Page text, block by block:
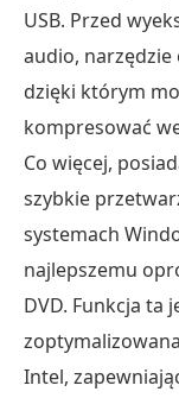
USB. Przed
audio,
dzięki którym
kompresować
Co więcej,
szybkie
systemach
najlepszemu
DVD. Funkcja ta
Intel,